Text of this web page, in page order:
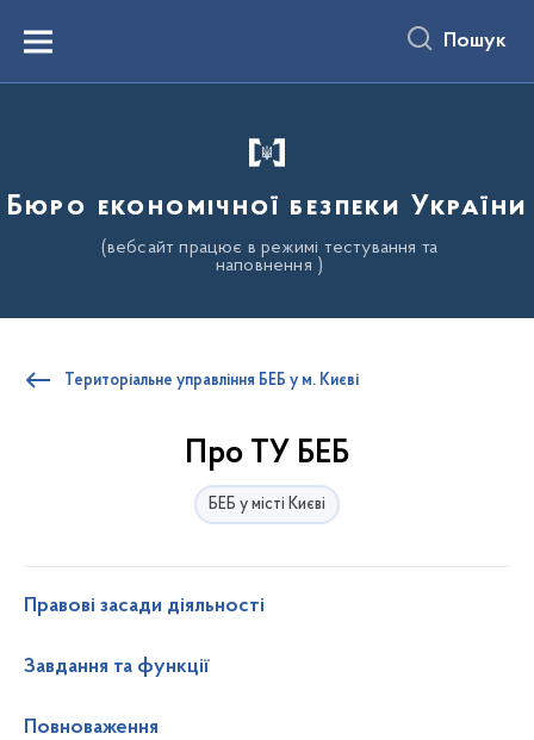
вмістуMenu Пошук
Бюро економічної безпеки України
(вебсайт працює в режимі тестування та
наповнення )
Територіальне управління БЕБ у м. Києві
Про ТУ БЕБ
БЕБ у місті Києві
Правові засади діяльності
Завдання та функції
Повноваження